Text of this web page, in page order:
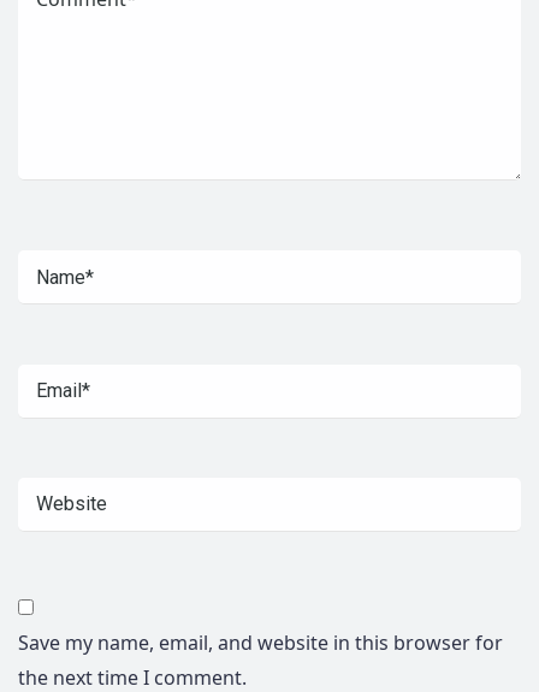
Save my name, email, and website in this browser for
the next time I comment.